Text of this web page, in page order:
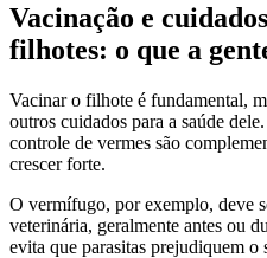
Vacinação e
filhotes: o que a
Vacinar o filhote é fundamental,
outros cuidados para a saúde
controle de vermes são
crescer forte.
O vermífugo, por exemplo, deve
veterinária, geralmente antes ou
evita que parasitas prejudiquem